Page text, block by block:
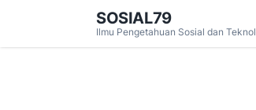
SOSIAL79
Ilmu Pengetahuan Sosial dan